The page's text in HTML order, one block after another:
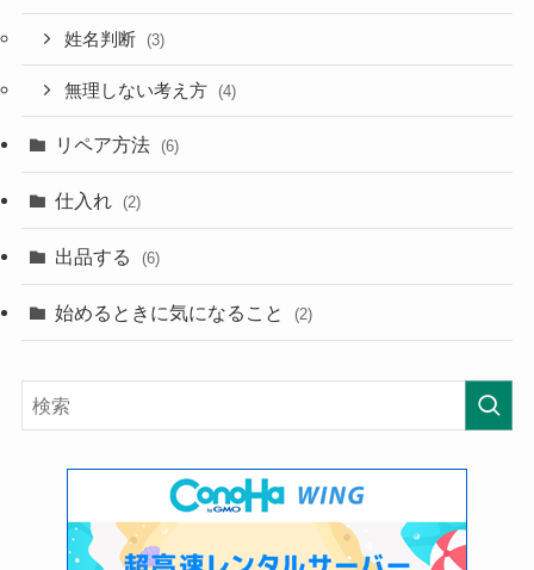
姓名判断 (3)
無理しない考え方 (4)
リペア方法 (6)
仕入れ (2)
出品する (6)
始めるときに気になること (2)